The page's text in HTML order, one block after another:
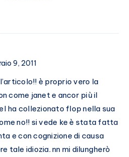
9, 2011
è proprio vero la
come janet e ancor più il
ha collezionato flop nella sua
no!! si vede ke è stata fatta
e con cognizione di causa
tale idiozia. nn mi dilungherò